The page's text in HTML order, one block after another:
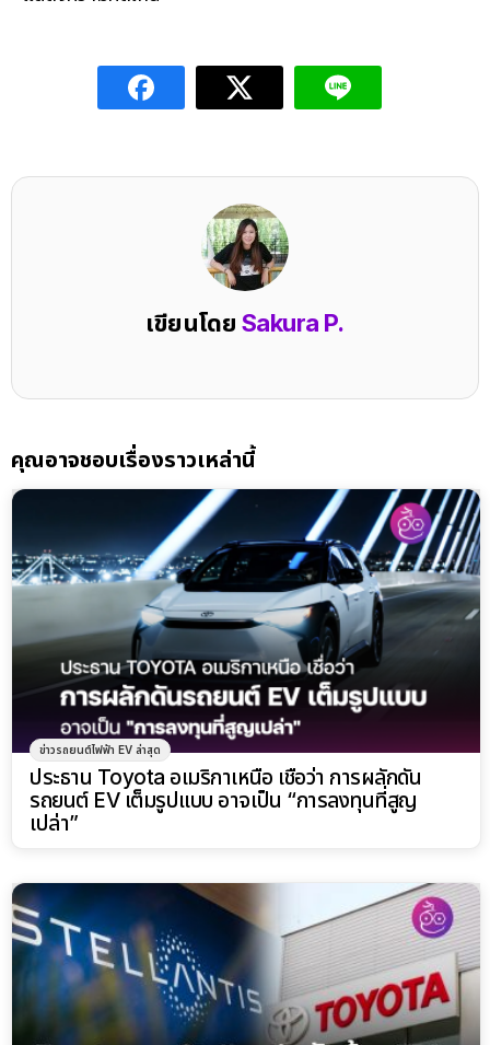
เขียนโดย Sakura P.
คุณอาจชอบเรื่องราวเหล่านี้
ข่าวรถยนต์ไฟฟ้า EV ล่าสุด
ประธาน Toyota อเมริกาเหนือ เชื่อว่า การผลักดัน
รถยนต์ EV เต็มรูปแบบ อาจเป็น “การลงทุนที่สูญ
เปล่า”